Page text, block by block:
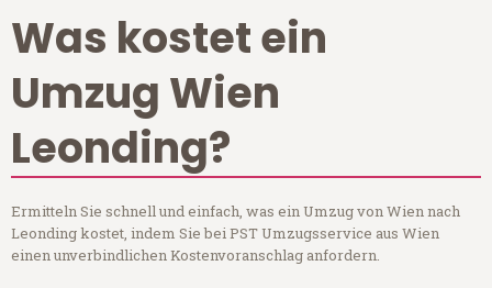
Was kostet ein
Umzug Wien
Leonding?
Ermitteln Sie schnell und einfach, was ein Umzug von Wien nach
Leonding kostet, indem Sie bei PST Umzugsservice aus Wien
einen unverbindlichen Kostenvoranschlag anfordern.